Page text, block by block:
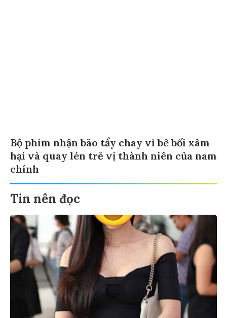
Bộ phim nhận bão tẩy chay vì bê bối xâm
hại và quay lén trẻ vị thành niên của nam
chính
Tin nên đọc